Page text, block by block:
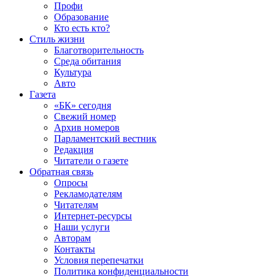
Профи
Образование
Кто есть кто?
Стиль жизни
Благотворительность
Среда обитания
Культура
Авто
Газета
«БК» сегодня
Свежий номер
Архив номеров
Парламентский вестник
Редакция
Читатели о газете
Обратная связь
Опросы
Рекламодателям
Читателям
Интернет-ресурсы
Наши услуги
Авторам
Контакты
Условия перепечатки
Политика конфиденциальности